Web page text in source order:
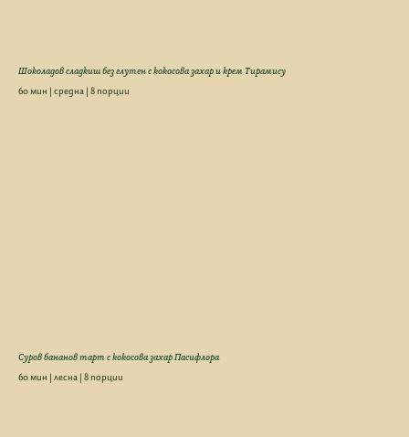
Шоколадов сладкиш без глутен с кокосова захар и крем Тирамису
60 мин | средна | 8 порции
Суров бананов тарт с кокосова захар Пасифлора
60 мин | лесна | 8 порции